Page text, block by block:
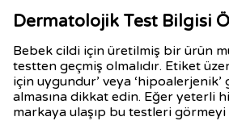
Dermatolojik Test Bilgisi
Bebek cildi için üretilmiş bir ürün
testten geçmiş olmalıdır. Etiket
için uygundur’ veya
almasına dikkat edin. Eğer yeterli
markaya ulaşıp bu testleri